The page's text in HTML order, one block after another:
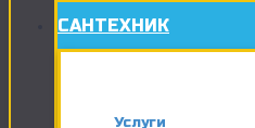
САНТЕХНИК
Услуги